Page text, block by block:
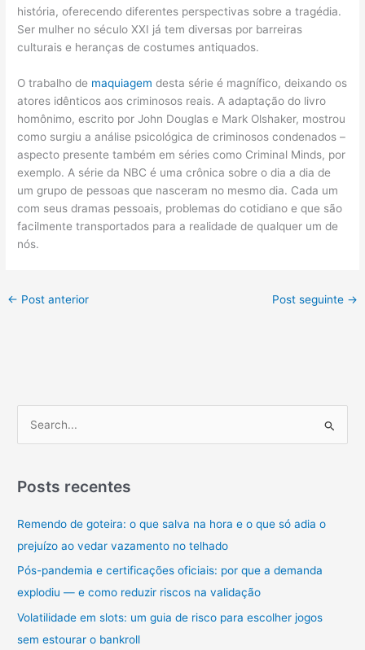
história, oferecendo diferentes perspectivas sobre a tragédia.
Ser mulher no século XXI já tem diversas por barreiras
culturais e heranças de costumes antiquados.
O trabalho de maquiagem desta série é magnífico, deixando os
atores idênticos aos criminosos reais. A adaptação do livro
homônimo, escrito por John Douglas e Mark Olshaker, mostrou
como surgiu a análise psicológica de criminosos condenados –
aspecto presente também em séries como Criminal Minds, por
exemplo. A série da NBC é uma crônica sobre o dia a dia de
um grupo de pessoas que nasceram no mesmo dia. Cada um
com seus dramas pessoais, problemas do cotidiano e que são
facilmente transportados para a realidade de qualquer um de
nós.
← Post anterior Post seguinte →
q
i
s
a
r
p
o
Posts recentes
Remendo de goteira: o que salva na hora e o que só adia o
prejuízo ao vedar vazamento no telhado
Pós-pandemia e certificações oficiais: por que a demanda
explodiu — e como reduzir riscos na validação
Volatilidade em slots: um guia de risco para escolher jogos
sem estourar o bankroll